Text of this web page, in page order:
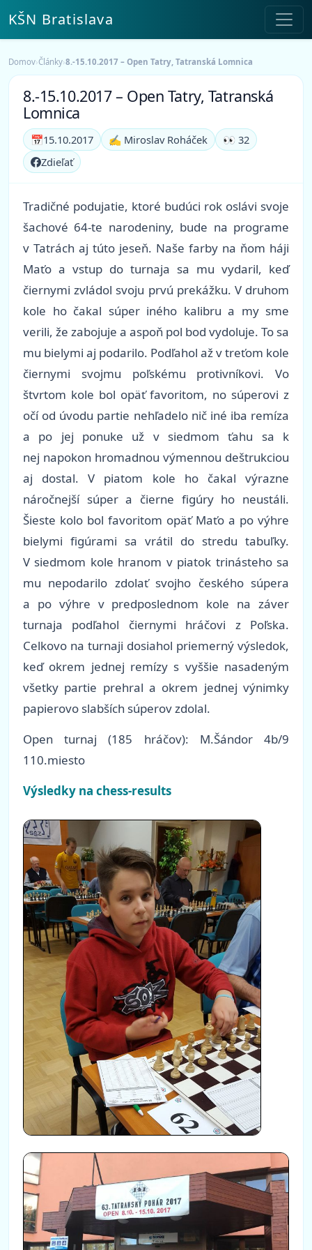
KŠN Bratislava
Domov›Články›8.-15.10.2017 – Open Tatry, Tatranská Lomnica
8.-15.10.2017 – Open Tatry, Tatranská
Lomnica
📅15.10.2017 ✍️ Miroslav Roháček
👀 32
Zdieľať
Tradičné podujatie, ktoré budúci rok oslávi svoje
šachové 64-te narodeniny, bude na programe
v Tatrách aj túto jeseň. Naše farby na ňom háji
Maťo a vstup do turnaja sa mu vydaril, keď
čiernymi zvládol svoju prvú prekážku. V druhom
kole ho čakal súper iného kalibru a my sme
verili, že zabojuje a aspoň pol bod vydoluje. To sa
mu bielymi aj podarilo. Podľahol až v treťom kole
čiernymi svojmu poľskému protivníkovi. Vo
štvrtom kole bol opäť favoritom, no súperovi z
očí od úvodu partie nehľadelo nič iné iba remíza
a po jej ponuke už v siedmom ťahu sa k
nej napokon hromadnou výmennou deštrukciou
aj dostal. V piatom kole ho čakal výrazne
náročnejší súper a čierne figúry ho neustáli.
Šieste kolo bol favoritom opäť Maťo a po výhre
bielymi figúrami sa vrátil do stredu tabuľky.
V siedmom kole hranom v piatok trinásteho sa
mu nepodarilo zdolať svojho českého súpera
a po výhre v predposlednom kole na záver
turnaja podľahol čiernymi hráčovi z Poľska.
Celkovo na turnaji dosiahol priemerný výsledok,
keď okrem jednej remízy s vyššie nasadeným
všetky partie prehral a okrem jednej výnimky
papierovo slabších súperov zdolal.
Open turnaj (185 hráčov): M.Šándor 4b/9
110.miesto
Výsledky na chess-results